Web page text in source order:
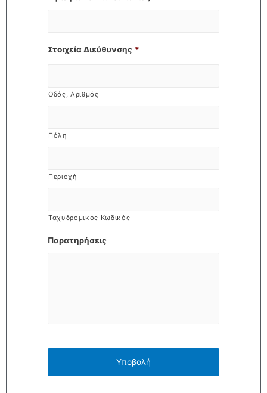
Στοιχεία Διεύθυνσης *
Οδός, Αριθμός
Πόλη
Περιοχή
Ταχυδρομικός Κωδικός
Παρατηρήσεις